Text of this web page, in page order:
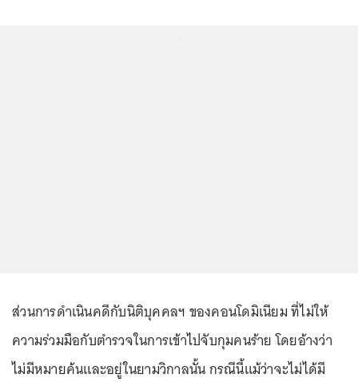
ส่วนการดำเนินคดีกับนิติบุคคลฯ ของคอนโดมิเนียม ที่ไม่ให้
ความร่วมมือกับตำรวจในการเข้าไปจับกุมคนร้าย โดยอ้างว่า
ไม่มีหมายค้นและอยู่ในยามวิกาลนั้น กรณีนี้แม้ว่าจะไม่ได้มี